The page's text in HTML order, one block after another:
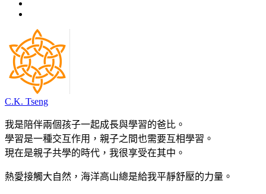
C.K. Tseng
我是陪伴兩個孩子一起成長與學習的爸比。
學習是一種交互作用，親子之間也需要互相學習。
現在是親子共學的時代，我很享受在其中。
熱愛接觸大自然，海洋高山總是給我平靜舒壓的力量。